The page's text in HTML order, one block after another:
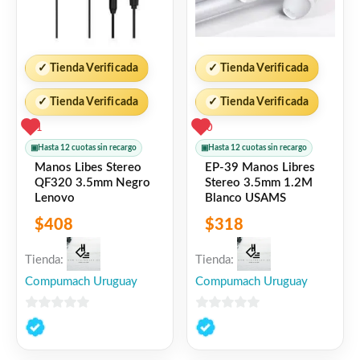
✓ Tienda Verificada
✓ Tienda Verificada
1
▣ Hasta 12 cuotas sin recargo
Manos Libes Stereo
QF320 3.5mm Negro
Lenovo
$408
Tienda:
Compumach Uruguay
0
de
✓ Tienda Verificada
✓ Tienda Verificada
0
▣ Hasta 12 cuotas sin recargo
EP-39 Manos Libres
Stereo 3.5mm 1.2M
Blanco USAMS
$318
Tienda:
Compumach Uruguay
0
de